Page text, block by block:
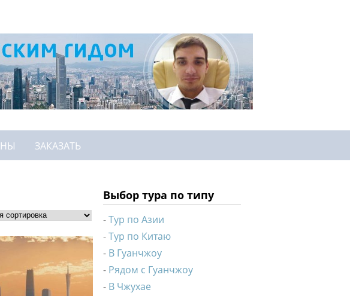
ЗАКАЗАТЬ
Выбор тура по типу
Тур по Азии
Тур по Китаю
В Гуанчжоу
Рядом с Гуанчжоу
В Чжухае